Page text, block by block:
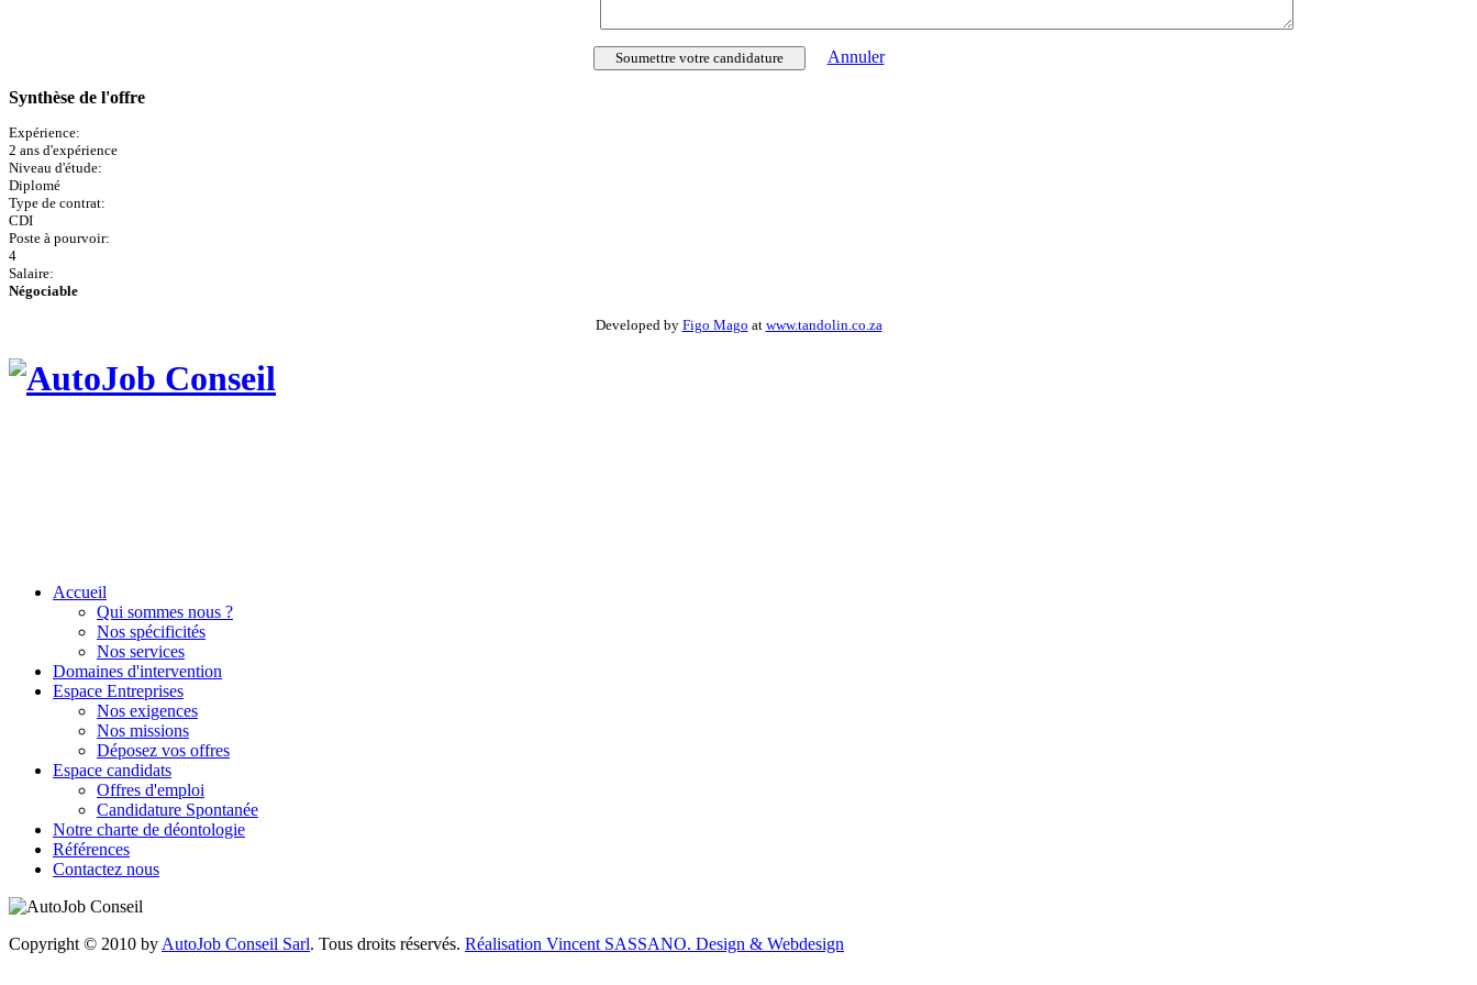
Annuler
Synthèse de l'offre
Expérience:
2 ans d'expérience
Niveau d'étude:
Diplomé
Type de contrat:
CDI
Poste à pourvoir:
4
Salaire:
Négociable
Developed by Figo Mago at www.tandolin.co.za
Accueil
Qui sommes nous ?
Nos spécificités
Nos services
Domaines d'intervention
Espace Entreprises
Nos exigences
Nos missions
Déposez vos offres
Espace candidats
Offres d'emploi
Candidature Spontanée
Notre charte de déontologie
Références
Contactez nous
Copyright © 2010 by AutoJob Conseil Sarl. Tous droits réservés. Réalisation Vincent SASSANO. Design & Webdesign